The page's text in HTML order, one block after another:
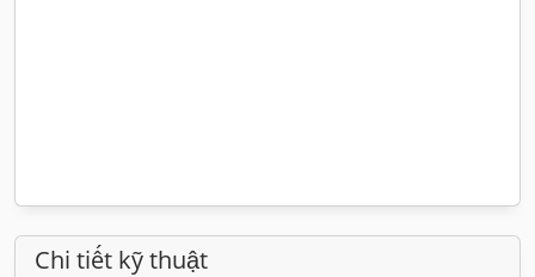
Chi tiết kỹ thuật